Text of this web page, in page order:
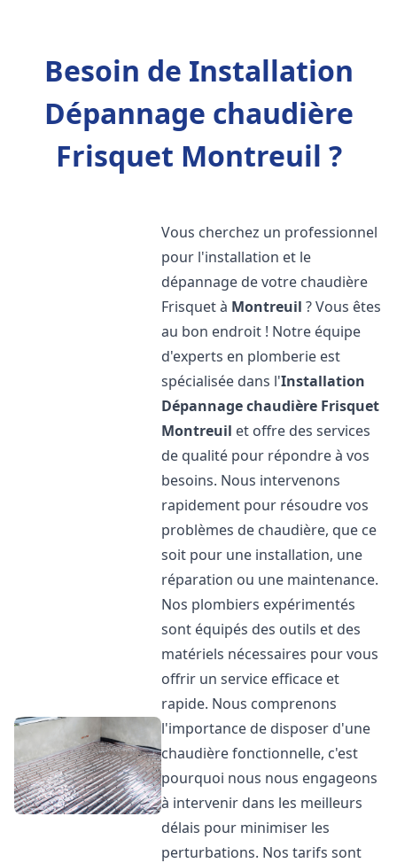
Besoin de Installation
Dépannage chaudière
Frisquet Montreuil ?
Vous cherchez un professionnel
pour l'installation et le
dépannage de votre chaudière
Frisquet à Montreuil ? Vous êtes
au bon endroit ! Notre équipe
d'experts en plomberie est
spécialisée dans l'Installation
Dépannage chaudière Frisquet
Montreuil et offre des services
de qualité pour répondre à vos
besoins. Nous intervenons
rapidement pour résoudre vos
problèmes de chaudière, que ce
soit pour une installation, une
réparation ou une maintenance.
Nos plombiers expérimentés
sont équipés des outils et des
matériels nécessaires pour vous
offrir un service efficace et
rapide. Nous comprenons
l'importance de disposer d'une
chaudière fonctionnelle, c'est
pourquoi nous nous engageons
à intervenir dans les meilleurs
délais pour minimiser les
perturbations. Nos tarifs sont